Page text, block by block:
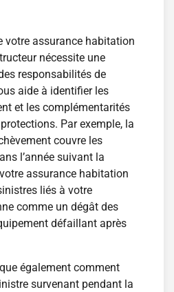
votre assurance habitation
nécessite une
responsabilités de
aide à identifier les
et les complémentarités
Par exemple, la
couvre les
l’année suivant la
assurance habitation
liés à votre
comme un dégât des
défaillant après
également comment
survenant pendant la